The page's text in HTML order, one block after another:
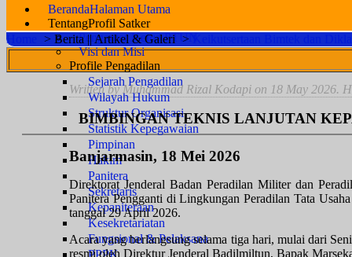
BerandaHalaman Utama
TentangProfil Satker
Pengantar Ketua PTUN
Visi dan Misi
Profile Pengadilan
Sejarah Pengadilan
Wilayah Hukum
Struktur Organisasi
Statistik Kepegawaian
Pimpinan
Hakim
Panitera
Sekretaris
Kepaniteraan
Kesekretariatan
Fungsional & Pelaksana
PPPK
Home > Berita || Artikel & Galeri >
Written by Muhammad Rizal Kodapi on 18 May 2026.
BIMBINGAN TEKNIS LANJUTAN
Banjarmasin, 18 Mei 2026
Direktorat Jenderal Badan Peradilan Militer dan
Panitera Pengganti di Lingkungan Peradilan Tata
tanggal 29 April 2026.
Acara yang berlangsung selama tiga hari, mulai dari
resmi oleh Direktur Jenderal Badilmiltun, Bapak